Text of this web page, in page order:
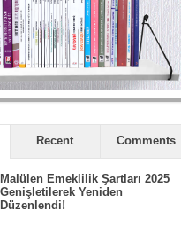
Recent Comments
Malülen Emeklilik Şartları 2025
Genişletilerek Yeniden
Düzenlendi!